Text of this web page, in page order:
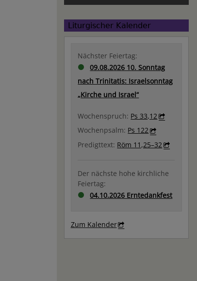
Liturgischer Kalender
Nächster Feiertag:
09.08.2026 10. Sonntag
nach Trinitatis: Israelsonntag
„Kirche und Israel“
Wochenspruch: Ps 33,12
Wochenpsalm: Ps 122
Predigttext: Röm 11,25–32
Der nächste hohe kirchliche
Feiertag:
04.10.2026 Erntedankfest
Zum Kalender